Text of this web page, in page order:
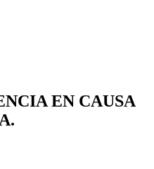
EN CAUSA